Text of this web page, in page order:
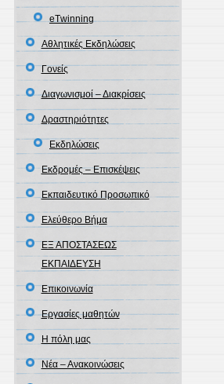
eΤwinning
Αθλητικές Εκδηλώσεις
Γονείς
Διαγωνισμοί – Διακρίσεις
Δραστηριότητες
Εκδηλώσεις
Εκδρομές – Επισκέψεις
Εκπαιδευτικό Προσωπικό
Ελεύθερο Βήμα
ΕΞ ΑΠΟΣΤΑΣΕΩΣ
ΕΚΠΑΙΔΕΥΣΗ
Επικοινωνία
Εργασίες μαθητών
Η πόλη μας
Νέα – Ανακοινώσεις